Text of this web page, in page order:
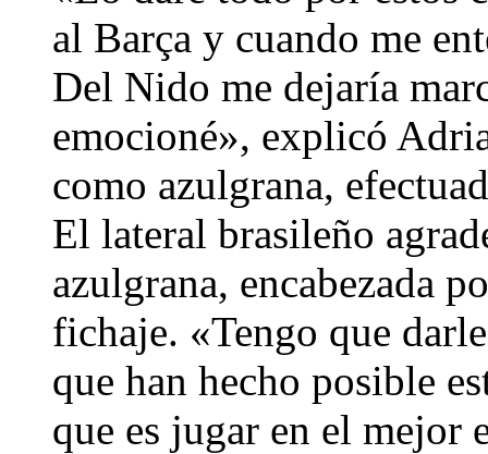
al Barça y cuando me
Del Nido me dejaría
emocioné», explicó
como azulgrana,
El lateral brasileño
azulgrana, encabezada
fichaje. «Tengo que
que han hecho posible
que es jugar en el